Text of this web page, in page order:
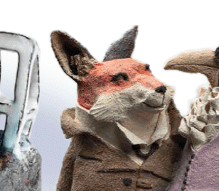
Exporter toutes les colonnes
Exporter uniquement les colonnes
Menu
>
Evénements du Club à venir
Evénements du Club passés
Vie du Club (réservé membres)
Documentation exclusive membres
Base photos exclusive membres